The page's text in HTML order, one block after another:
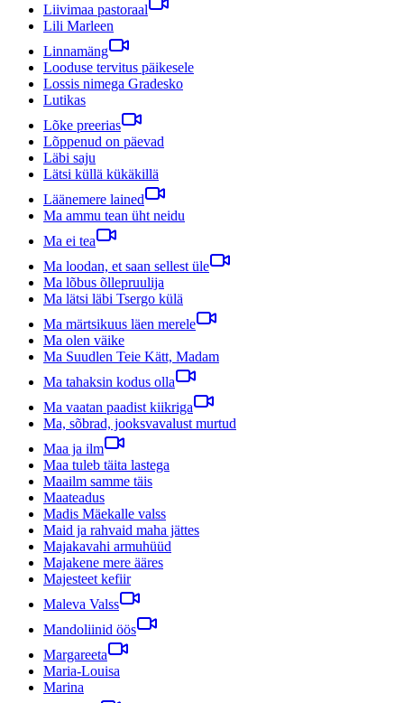
Liivimaa pastoraal
Lili Marleen
Linnamäng
Looduse tervitus päikesele
Lossis nimega Gradesko
Lutikas
Lõke preerias
Lõppenud on päevad
Läbi saju
Lätsi küllä kükäkillä
Läänemere lained
Ma ammu tean üht neidu
Ma ei tea
Ma loodan, et saan sellest üle
Ma lõbus õllepruulija
Ma lätsi läbi Tsergo külä
Ma märtsikuus läen merele
Ma olen väike
Ma Suudlen Teie Kätt, Madam
Ma tahaksin kodus olla
Ma vaatan paadist kiikriga
Ma, sõbrad, jooksvavalust murtud
Maa ja ilm
Maa tuleb täita lastega
Maailm samme täis
Maateadus
Madis Mäekalle valss
Maid ja rahvaid maha jättes
Majakavahi armuhüüd
Majakene mere ääres
Majesteet kefiir
Maleva Valss
Mandoliinid öös
Margareeta
Maria-Louisa
Marina